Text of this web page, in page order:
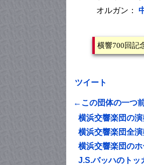
オルガン：
横響700回記
ツイート
←この団体の一つ
横浜交響楽団の
横浜交響楽団全演
横浜交響楽団の
J.S.バッハのトッ